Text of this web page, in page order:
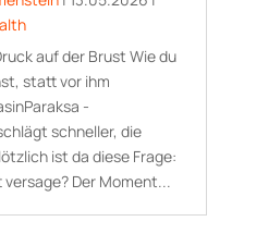
auf der Brust Wie du
statt vor ihm
-
schneller, die
ist da diese Frage:
Der Moment...